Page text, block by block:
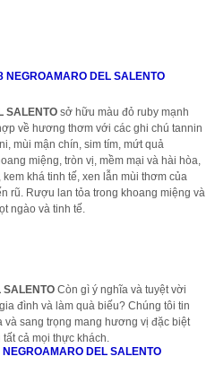
NEGROAMARO DEL SALENTO
SALENTO sở hữu màu đỏ ruby mạnh
về hương thơm với các ghi chú tannin
mùi mận chín, sim tím, mứt quả
miệng, tròn vị, mềm mại và hài hòa,
khá tinh tế, xen lẫn mùi thơm của
rũ. Rượu lan tỏa trong khoang miệng và
ngào và tinh tế.
SALENTO Còn gì ý nghĩa và tuyệt vời
đình và làm quà biếu? Chúng tôi tin
và sang trọng mang hương vị đặc biệt
cả mọi thực khách.
DEL SALENTO